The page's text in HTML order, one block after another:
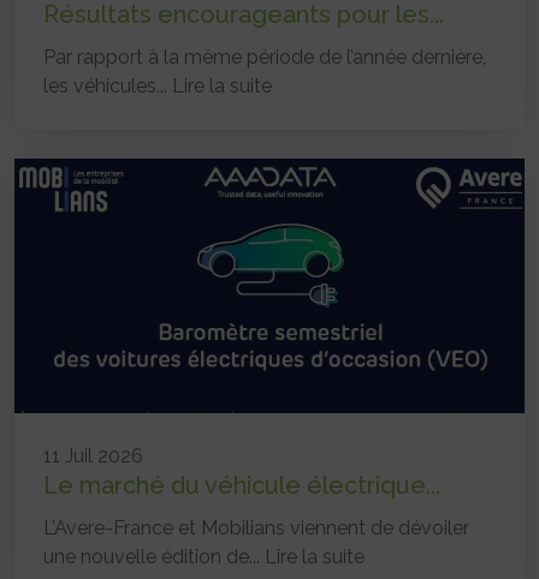
Résultats encourageants pour les...
Par rapport à la même période de l’année dernière,
les véhicules... Lire la suite
11 Juil 2026
Le marché du véhicule électrique...
L’Avere-France et Mobilians viennent de dévoiler
une nouvelle édition de... Lire la suite